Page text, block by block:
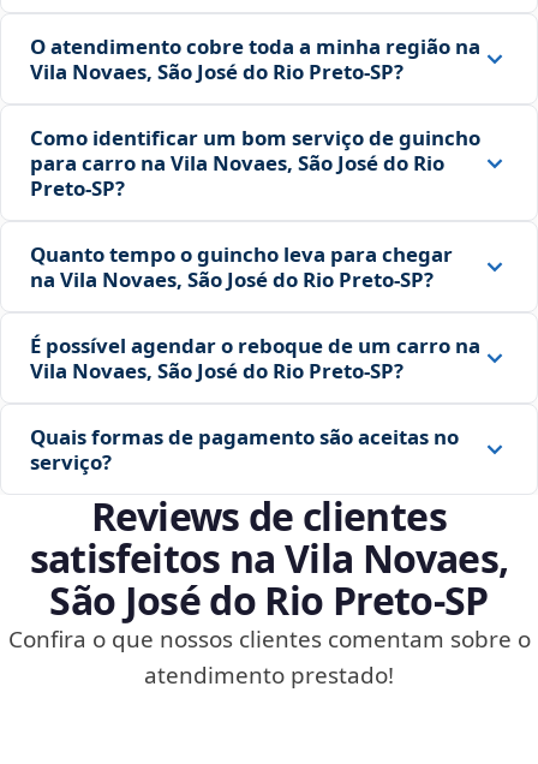
O atendimento cobre toda a minha região na
Vila Novaes, São José do Rio Preto‑SP?
Como identificar um bom serviço de guincho
para carro na Vila Novaes, São José do Rio
Preto‑SP?
Quanto tempo o guincho leva para chegar
na Vila Novaes, São José do Rio Preto‑SP?
É possível agendar o reboque de um carro na
Vila Novaes, São José do Rio Preto‑SP?
Quais formas de pagamento são aceitas no
serviço?
Reviews de clientes
satisfeitos na Vila Novaes,
São José do Rio Preto‑SP
Confira o que nossos clientes comentam sobre o
atendimento prestado!